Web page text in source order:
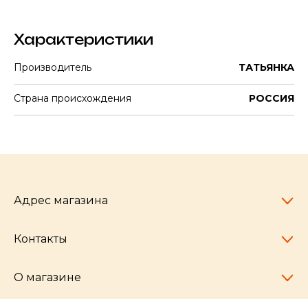
Характеристики
Производитель ТАТЬЯНКА
Страна происхождения РОССИЯ
Адрес магазина
Челябинск,
Контакты
pocherkartshop@mail.ru
О магазине